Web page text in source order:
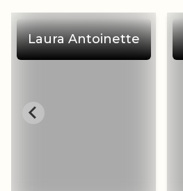
Laura Antoinette